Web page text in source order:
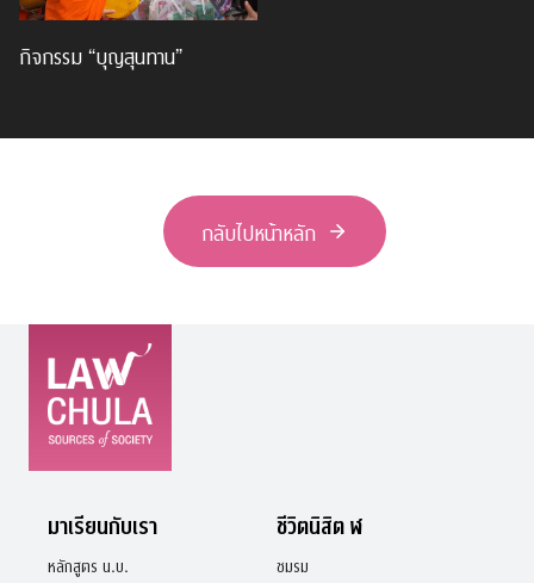
กิจกรรม “บุญสุนทาน”
กลับไปหน้าหลัก
มาเรียนกับเรา
หลักสูตร น.บ.
ชีวิตนิสิต ฬ
ชมรม